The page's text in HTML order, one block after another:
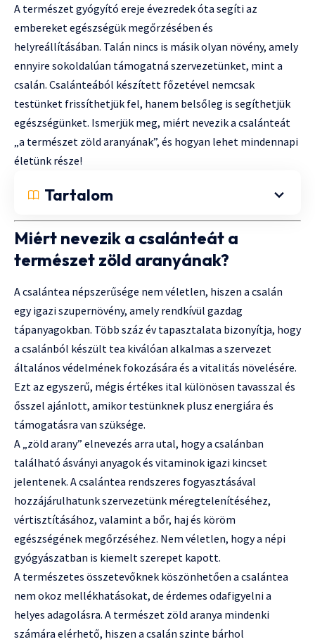
A természet gyógyító ereje évezredek óta segíti az
embereket egészségük megőrzésében és
helyreállításában. Talán nincs is másik olyan növény, amely
ennyire sokoldalúan támogatná szervezetünket, mint a
csalán. Csalánteából készített főzetével nemcsak
testünket frissíthetjük fel, hanem belsőleg is segíthetjük
egészségünket. Ismerjük meg, miért nevezik a csalánteát
„a természet zöld aranyának”, és hogyan lehet mindennapi
életünk része!
Tartalom
Miért nevezik a csalánteát a
természet zöld aranyának?
A csalántea népszerűsége nem véletlen, hiszen a csalán
egy igazi szupernövény, amely rendkívül gazdag
tápanyagokban. Több száz év tapasztalata bizonyítja, hogy
a csalánból készült tea kiválóan alkalmas a szervezet
általános védelmének fokozására és a vitalitás növelésére.
Ezt az egyszerű, mégis értékes ital különösen tavasszal és
ősszel ajánlott, amikor testünknek plusz energiára és
támogatásra van szüksége.
A „zöld arany” elnevezés arra utal, hogy a csalánban
található ásványi anyagok és vitaminok igazi kincset
jelentenek. A csalántea rendszeres fogyasztásával
hozzájárulhatunk szervezetünk méregtelenítéséhez,
vértisztításához, valamint a bőr, haj és köröm
egészségének megőrzéséhez. Nem véletlen, hogy a népi
gyógyászatban is kiemelt szerepet kapott.
A természetes összetevőknek köszönhetően a csalántea
nem okoz mellékhatásokat, de érdemes odafigyelni a
helyes adagolásra. A természet zöld aranya mindenki
számára elérhető, hiszen a csalán szinte bárhol